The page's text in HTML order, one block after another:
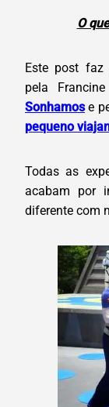
O
Este post faz
pela
Sonhamos e
pequeno
Todas as
acabam por
diferente com